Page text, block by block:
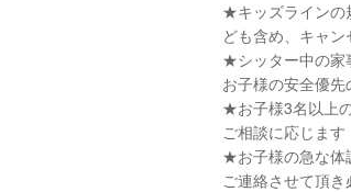
★キッズラインの
ども含め、キャン
★シッター中の家
お子様の安全優先
★お子様3名以上
ご相談に応じます
★お子様の急な体
ご連絡させて頂